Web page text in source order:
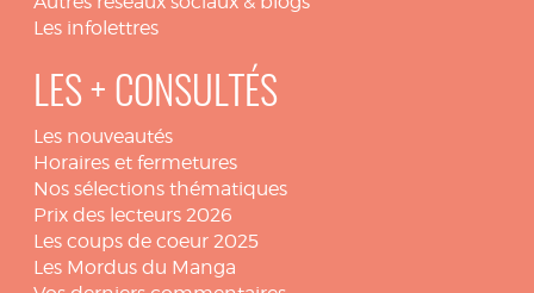
Les infolettres
LES + CONSULTÉS
Les nouveautés
Horaires et fermetures
Nos sélections thématiques
Prix des lecteurs 2026
Les coups de coeur 2025
Les Mordus du Manga